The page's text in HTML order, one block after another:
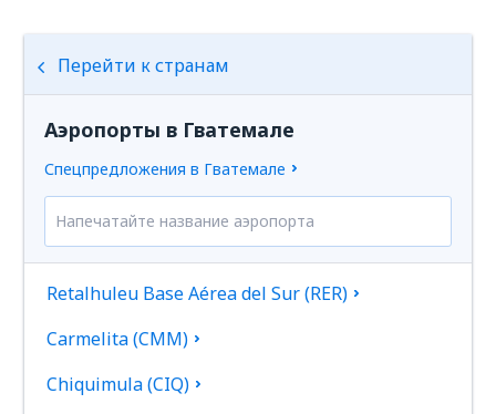
Перейти к странам
Аэропорты в Гватемале
Спецпредложения в Гватемале
Retalhuleu Base Aérea del Sur (RER)
Carmelita (CMM)
Chiquimula (CIQ)